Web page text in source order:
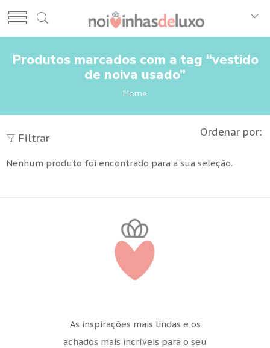
Produtos marcados com a tag “vestido
de noiva usado”
Home
Filtrar Ordenar por:
Nenhum produto foi encontrado para a sua seleção.
As inspirações mais lindas e os
achados mais incríveis para o seu